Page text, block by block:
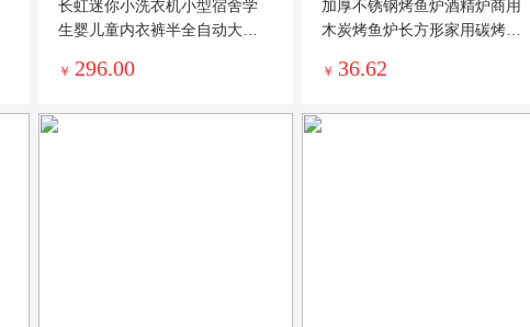
长虹迷你小洗衣机小型宿舍学
生婴儿童内衣裤半全自动大容
￥ 296.00
加厚不锈钢烤鱼炉酒精炉商用
木炭烤鱼炉长方形家用碳烤架
￥ 36.62